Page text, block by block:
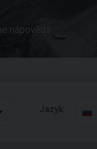
nápověda
Jazyk: